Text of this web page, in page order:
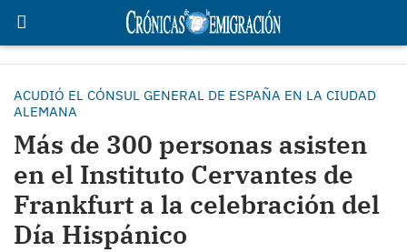
ACUDIÓ EL CÓNSUL GENERAL DE ESPAÑA EN LA CIUDAD
ALEMANA
Más de 300 personas asisten
en el Instituto Cervantes de
Frankfurt a la celebración del
Día Hispánico